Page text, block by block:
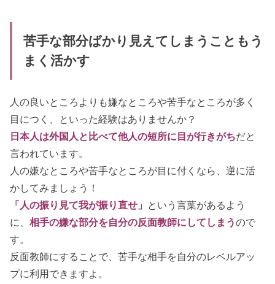
苦手な部分ばかり見えてしまうこともう
まく活かす
人の良いところよりも嫌なところや苦手なところが多く
目につく、といった経験はありませんか？
日本人は外国人と比べて他人の短所に目が行きがちだと
言われています。
人の嫌なところや苦手なところが目に付くなら、逆に活
かしてみましょう！
「人の振り見て我が振り直せ」 という言葉があるよう
に、相手の嫌な部分を自分の反面教師にしてしまうので
す。
反面教師にすることで、苦手な相手を自分のレベルアッ
プに利用できますよ。